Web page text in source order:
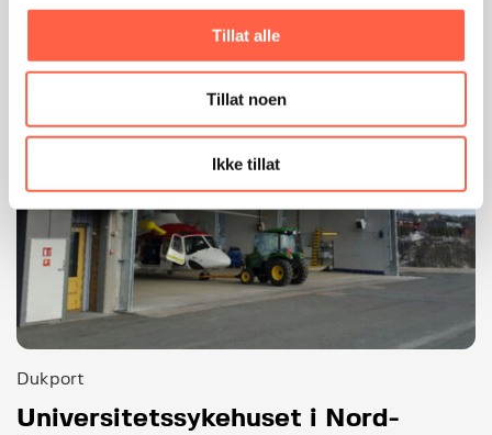
Tillat alle
Tillat noen
Ikke tillat
Dukport
Universitetssykehuset i Nord-